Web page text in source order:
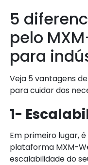
5
pelo
para
Veja 5 vantagens
para cuidar das
1-
Em primeiro lugar,
plataforma MXM-
escalabilidade do